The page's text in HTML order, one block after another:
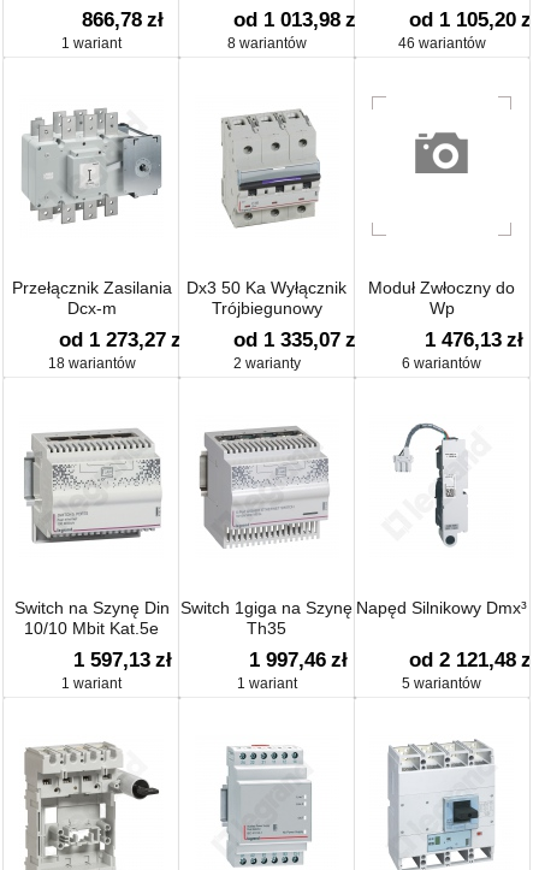
866,78 zł
1 wariant
od 1 013,98 zł
8 wariantów
od 1 105,20 zł
46 wariantów
Przełącznik Zasilania
Dcx-m
od 1 273,27 zł
18 wariantów
Dx3 50 Ka Wyłącznik
Trójbiegunowy
od 1 335,07 zł
2 warianty
Moduł Zwłoczny do
Wp
1 476,13 zł
6 wariantów
Switch na Szynę Din
10/10 Mbit Kat.5e
1 597,13 zł
1 wariant
Switch 1giga na Szynę
Th35
1 997,46 zł
1 wariant
Napęd Silnikowy Dmx³
od 2 121,48 zł
5 wariantów